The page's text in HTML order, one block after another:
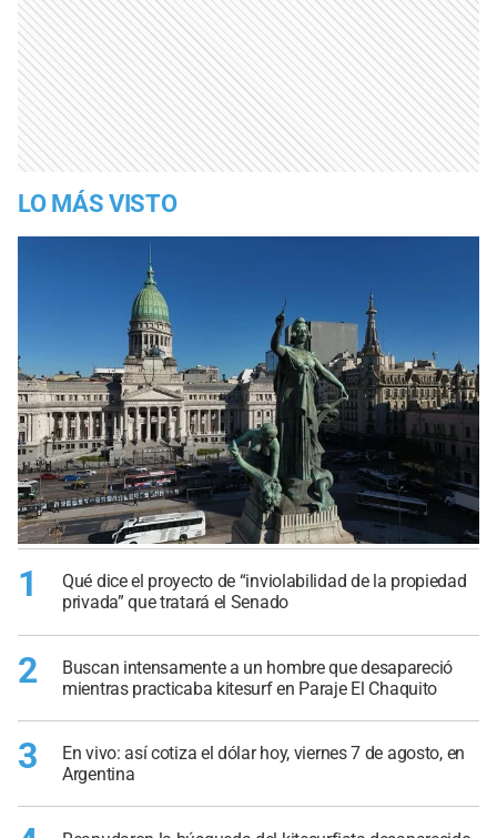
LO MÁS VISTO
1
Qué dice el proyecto de “inviolabilidad de la propiedad
privada” que tratará el Senado
2
Buscan intensamente a un hombre que desapareció
mientras practicaba kitesurf en Paraje El Chaquito
3
En vivo: así cotiza el dólar hoy, viernes 7 de agosto, en
Argentina